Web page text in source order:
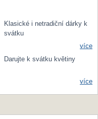
Klasické i netradiční dárky k
svátku
více
Darujte k svátku květiny
více